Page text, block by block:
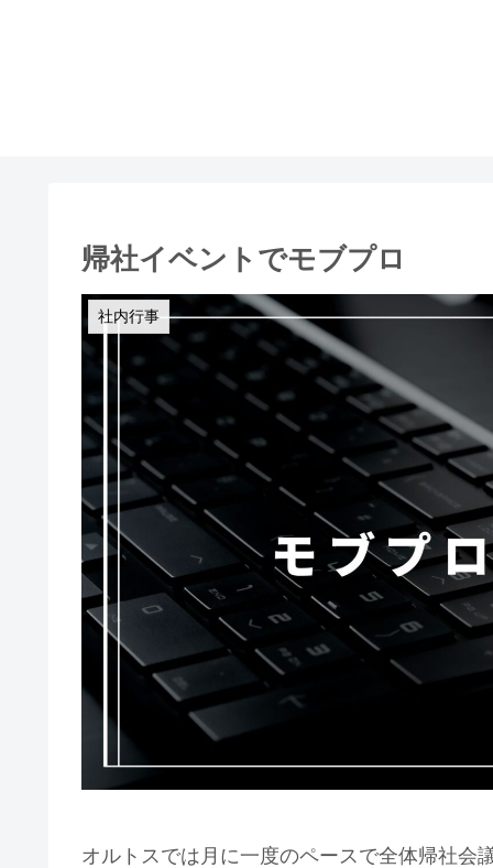
帰社イベントでモブプロ
社内行事
オルトスでは月に一度のペースで全体帰社会